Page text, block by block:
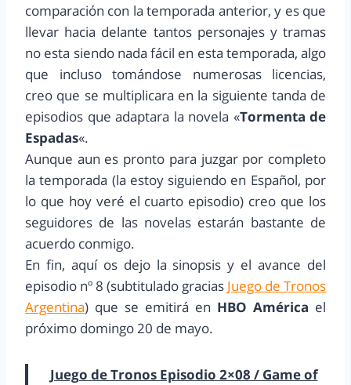
comparación con la temporada anterior, y es que
llevar hacia delante tantos personajes y tramas
no esta siendo nada fácil en esta temporada, algo
que incluso tomándose numerosas licencias,
creo que se multiplicara en la siguiente tanda de
episodios que adaptara la novela «Tormenta de
Espadas«.
Aunque aun es pronto para juzgar por completo
la temporada (la estoy siguiendo en Español, por
lo que hoy veré el cuarto episodio) creo que los
seguidores de las novelas estarán bastante de
acuerdo conmigo.
En fin, aquí os dejo la sinopsis y el avance del
episodio nº 8 (subtitulado gracias Juego de Tronos
Argentina) que se emitirá en HBO América el
próximo domingo 20 de mayo.
Juego de Tronos Episodio 2×08 / Game of